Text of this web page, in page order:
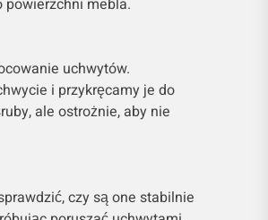
powierzchni mebla.
uchwytów.
i przykręcamy je do
ale ostrożnie, aby nie
czy są one stabilnie